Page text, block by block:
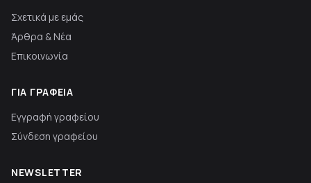
Σχετικά με εμάς
Άρθρα & Νέα
Επικοινωνία
ΓΙΑ ΓΡΑΦΕΊΑ
Εγγραφή γραφείου
Σύνδεση γραφείου
NEWSLETTER